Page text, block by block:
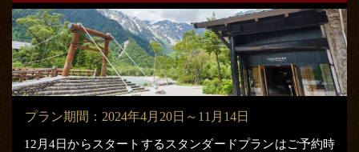
プラン期間：2024年4月20日～11月14日
12月4日からスタートするスタンダードプランはご予約時